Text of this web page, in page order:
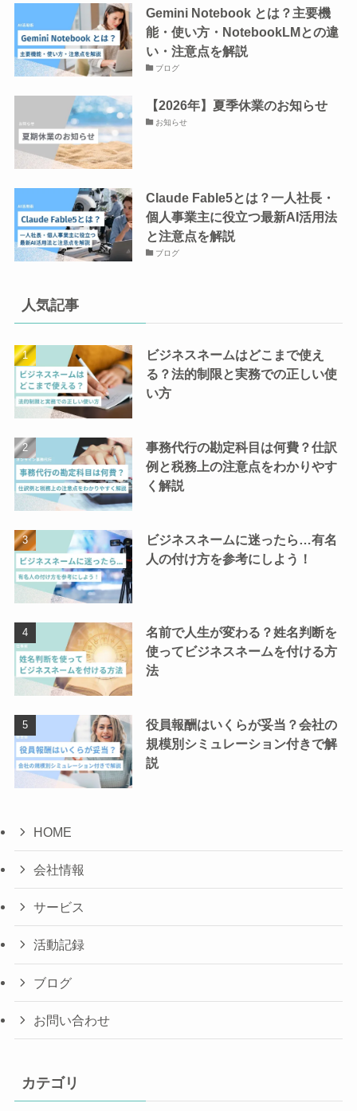
Gemini Notebook とは？主要機
能・使い方・NotebookLMとの違
い・注意点を解説
ブログ
【2026年】夏季休業のお知らせ
お知らせ
Claude Fable5とは？一人社長・
個人事業主に役立つ最新AI活用法
と注意点を解説
ブログ
人気記事
ビジネスネームはどこまで使え
る？法的制限と実務での正しい使
い方
事務代行の勘定科目は何費？仕訳
例と税務上の注意点をわかりやす
く解説
ビジネスネームに迷ったら…有名
人の付け方を参考にしよう！
名前で人生が変わる？姓名判断を
使ってビジネスネームを付ける方
法
役員報酬はいくらが妥当？会社の
規模別シミュレーション付きで解
説
HOME
会社情報
サービス
活動記録
ブログ
お問い合わせ
カテゴリ